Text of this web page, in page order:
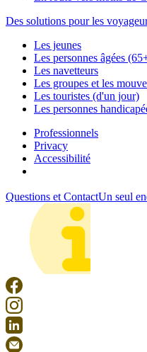
Des solutions pour les
Les jeunes
Les personnes âgées
Les navetteurs
Les groupes et les
Les touristes (d'un jour)
Les personnes
Professionnels
Privacy
Accessibilité
Questions et ContactUn seul